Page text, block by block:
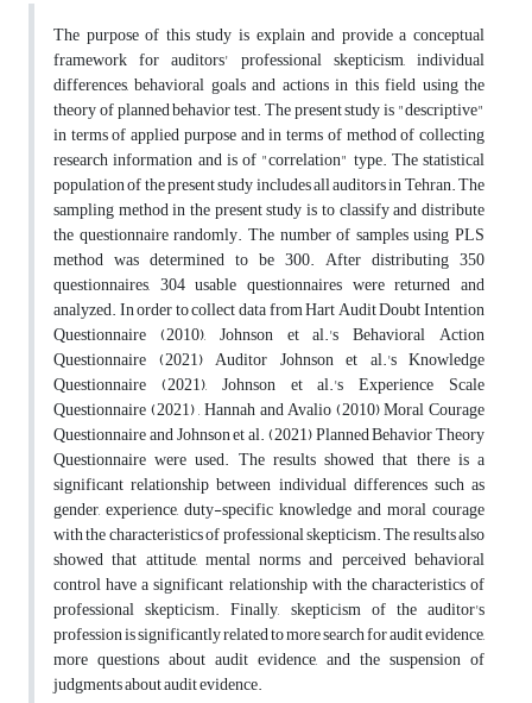
The purpose of this study is explain and provide a conceptual
framework for auditors' professional skepticism, individual
differences, behavioral goals and actions in this field using the
theory of planned behavior test. The present study is "descriptive"
in terms of applied purpose and in terms of method of collecting
research information and is of "correlation" type. The statistical
population of the present study includes all auditors in Tehran. The
sampling method in the present study is to classify and distribute
the questionnaire randomly. The number of samples using PLS
method was determined to be 300. After distributing 350
questionnaires, 304 usable questionnaires were returned and
analyzed. In order to collect data from Hart Audit Doubt Intention
Questionnaire (2010), Johnson et al.'s Behavioral Action
Questionnaire (2021) Auditor Johnson et al.'s Knowledge
Questionnaire (2021), Johnson et al.'s Experience Scale
Questionnaire (2021) , Hannah and Avalio (2010) Moral Courage
Questionnaire and Johnson et al. (2021) Planned Behavior Theory
Questionnaire were used. The results showed that there is a
significant relationship between individual differences such as
gender, experience, duty-specific knowledge and moral courage
with the characteristics of professional skepticism. The results also
showed that attitude, mental norms and perceived behavioral
control have a significant relationship with the characteristics of
professional skepticism. Finally, skepticism of the auditor's
profession is significantly related to more search for audit evidence,
more questions about audit evidence, and the suspension of
judgments about audit evidence.